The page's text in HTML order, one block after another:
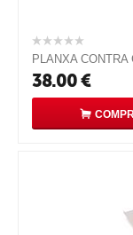
PLANXA
38.00€